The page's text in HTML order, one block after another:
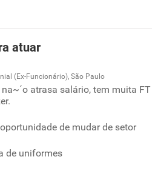
atuar
(Ex-Funcionário), São Paulo
atrasa salário, tem muita FT
de mudar de setor
de uniformes